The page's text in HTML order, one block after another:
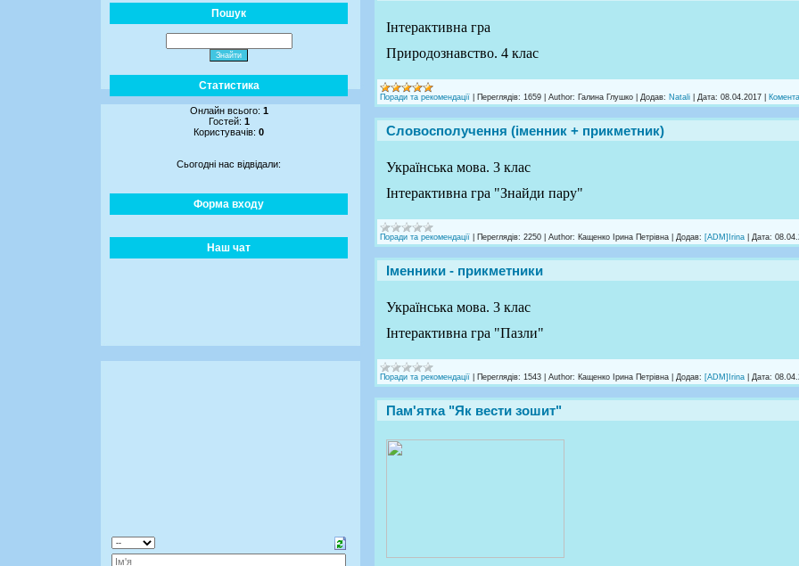
Пошук
Статистика
Онлайн всього: 1
Гостей: 1
Користувачів: 0
Сьогодні нас відвідали:
Форма входу
Наш чат
Інтерактивна гра
Природознавство. 4 клас
Поради та рекомендації Переглядів: 1659 Author: Галина Глушко Додав: Natali Дата: 08.04.2017
Словосполучення (іменник + прикметник)
Українська мова. 3 клас
Інтерактивна гра "Знайди пару"
Поради та рекомендації Переглядів: 2250 Author: Кащенко Ірина Петрівна Додав: [ADM]Irina Дата:
Іменники - прикметники
Українська мова. 3 клас
Інтерактивна гра "Пазли"
Поради та рекомендації Переглядів: 1543 Author: Кащенко Ірина Петрівна Додав: [ADM]Irina Дата:
Пам'ятка "Як вести зошит"